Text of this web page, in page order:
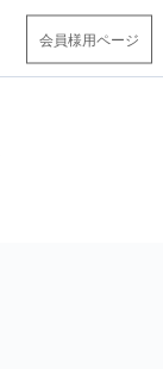
会員様用ページ